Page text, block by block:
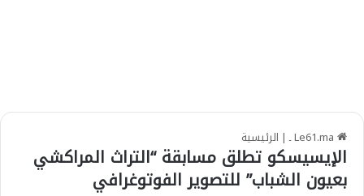
| الرئيسية
الإيسيسكو تطلق مسابقة “التراث المراكشي
بعيون الشباب” للتصوير الفوتوغرافي